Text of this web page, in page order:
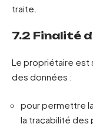
traite.
7.2 Finalité
Le propriétaire est
des données :
pour permettre
la traçabilité des